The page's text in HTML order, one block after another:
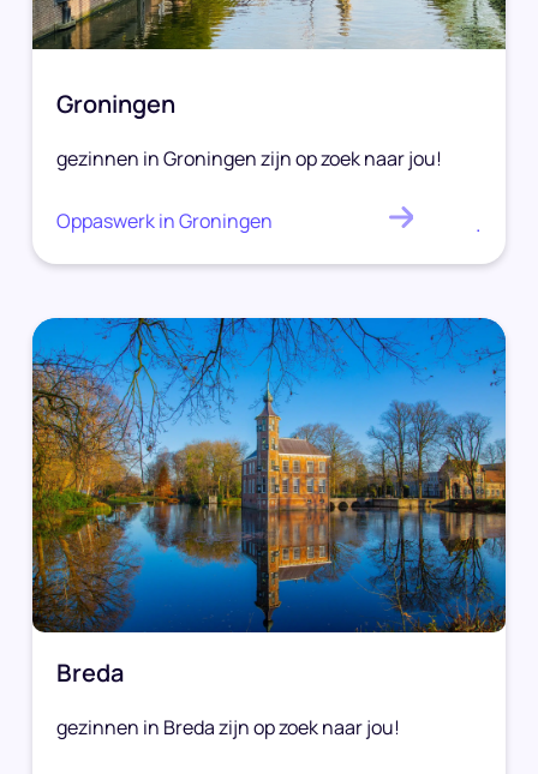
Groningen
gezinnen in Groningen zijn op zoek naar jou!
Oppaswerk in Groningen .
Breda
gezinnen in Breda zijn op zoek naar jou!